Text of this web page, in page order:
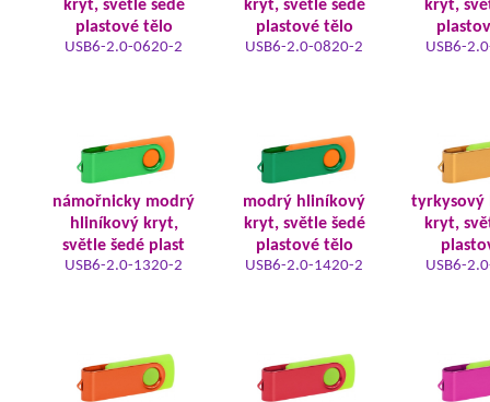
kryt, světle šedé
plastové tělo
USB6-2.0-0620-2
kryt, světle šedé
plastové tělo
USB6-2.0-0820-2
kryt,
USB6-
námořnicky modrý
hliníkový kryt,
světle šedé plast
USB6-2.0-1320-2
modrý hliníkový
kryt, světle šedé
plastové tělo
USB6-2.0-1420-2
tyrkysový
kryt,
USB6-